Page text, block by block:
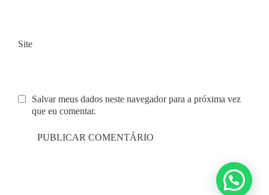
Site
Salvar meus dados neste navegador para a próxima vez
que eu comentar.